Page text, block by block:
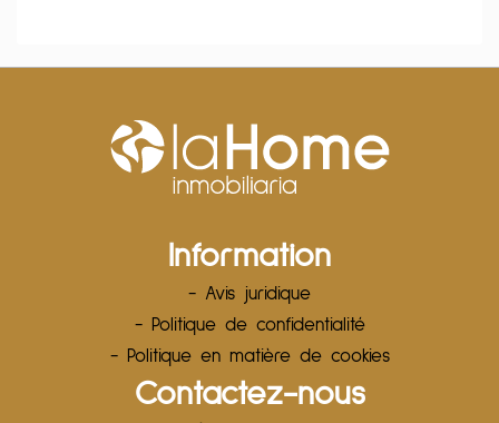
Information
- Avis juridique
- Politique de confidentialité
- Politique en matière de cookies
Contactez-nous